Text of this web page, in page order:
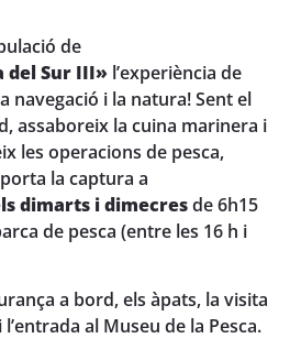
de
del Sur III» l’experiència de
navegació i la natura! Sent el
assaboreix la cuina marinera i
les operacions de pesca,
la captura a
dimarts i dimecresde 6h15
de pesca (entre les 16 h i
a bord, els àpats, la visita
al Museu de la Pesca.